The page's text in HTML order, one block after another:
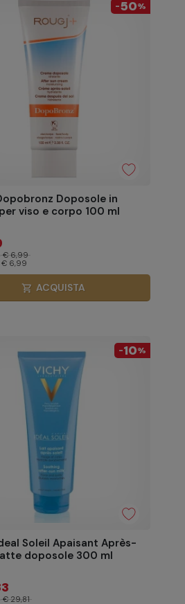
-50%
Doposole in
viso e corpo 100 ml
€ 6,99
€ 6,99
shopping_cart ACQUISTA
-10%
Soleil Apaisant Après-
doposole 300 ml
€ 29,81